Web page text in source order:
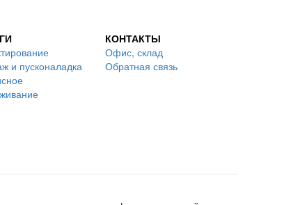
и пусконаладка
КОНТАКТЫ
Офис, склад
Обратная связь